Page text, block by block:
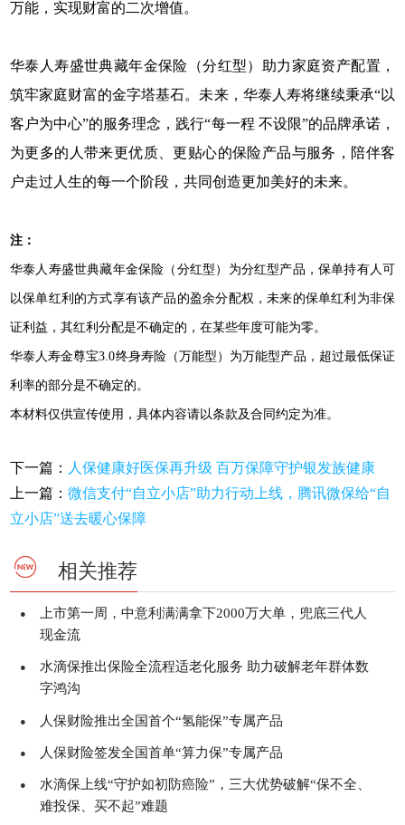
万能，实现财富的二次增值。
华泰人寿盛世典藏年金保险（分红型）助力家庭资产配置，
筑牢家庭财富的金字塔基石。未来，华泰人寿将继续秉承“以
客户为中心”的服务理念，践行“每一程 不设限”的品牌承诺，
为更多的人带来更优质、更贴心的保险产品与服务，陪伴客
户走过人生的每一个阶段，共同创造更加美好的未来。
注：
华泰人寿盛世典藏年金保险（分红型）为分红型产品，保单持有人可
以保单红利的方式享有该产品的盈余分配权，未来的保单红利为非保
证利益，其红利分配是不确定的，在某些年度可能为零。
华泰人寿金尊宝3.0终身寿险（万能型）为万能型产品，超过最低保证
利率的部分是不确定的。
本材料仅供宣传使用，具体内容请以条款及合同约定为准。
下一篇： 人保健康好医保再升级 百万保障守护银发族健康
上一篇：微信支付“自立小店”助力行动上线，腾讯微保给“自
立小店”送去暖心保障
相关推荐
●
上市第一周，中意利满满拿下2000万大单，兜底三代人
现金流
●
水滴保推出保险全流程适老化服务 助力破解老年群体数
字鸿沟
● 人保财险推出全国首个“氢能保”专属产品
● 人保财险签发全国首单“算力保”专属产品
●
水滴保上线“守护如初防癌险”，三大优势破解“保不全、
难投保、买不起”难题